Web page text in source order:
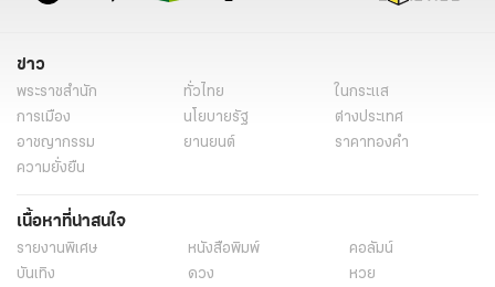
ข่าว
พระราชสำนัก ทั่วไทย
ในกระแส
การเมือง
นโยบายรัฐ
ต่างประเทศ
อาชญากรรม
ยานยนต์
ราคาทองคำ
ความยั่งยืน
เนื้อหาที่น่าสนใจ
รายงานพิเศษ หนังสือพิมพ์
คอลัมน์
บันเทิง
ดวง
หวย